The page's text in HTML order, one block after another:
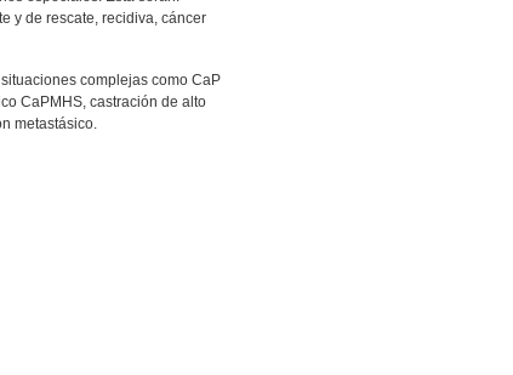
y de rescate, recidiva, cáncer
complejas como CaP
CaPMHS, castración de alto
metastásico.